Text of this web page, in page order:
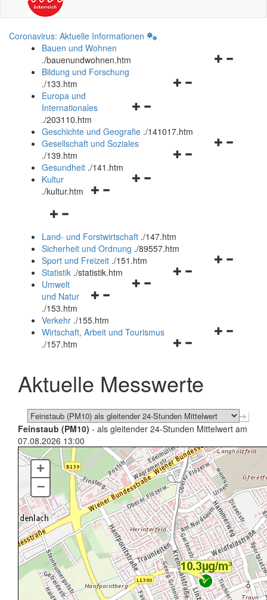
Coronavirus: Aktuelle Informationen
Bauen und Wohnen
./bauenundwohnen.htm
Navigationsmenü
Bildung und Forschung
./133.htm
Navigationsmenü
und
schließen
Europa und
Internationales
./203110.htm
Geschichte und Geografie ./141017.htm
Navigationsmenü
Gesellschaft und Soziales
./139.htm
Navigationsmenü
Gesundheit ./141.htm
Navigationsmenü
Kultur
./kultur.htm
Navigationsmenü
und
schließen
Land- und Forstwirtschaft ./147.htm
Sicherheit und Ordnung ./89557.htm
Navigationsmenü
Sport und Freizeit ./151.htm
Navigationsmenü
Statistik ./statistik.htm
Navigationsmenü
und
schließen
Umwelt
und Natur
./153.htm
Verkehr ./155.htm
Navigationsmenü
schließen
Wirtschaft, Arbeit und Tourismus
./157.htm
Aktuelle Messwerte
Feinstaub (PM10) - als gleitender 24-Stunden Mittelwert am
07.08.2026 13:00
+
–